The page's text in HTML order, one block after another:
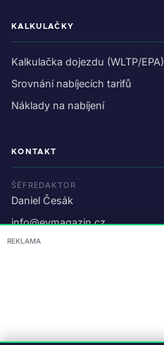
KALKULAČKY
Kalkulačka dojezdu (WLTP/EPA)
Srovnání nabíjecích tarifů
Náklady na nabíjení
KONTAKT
ŠÉFREDAKTOR
Daniel Česák
info@evmagazin.cz
O nás
REKLAMA